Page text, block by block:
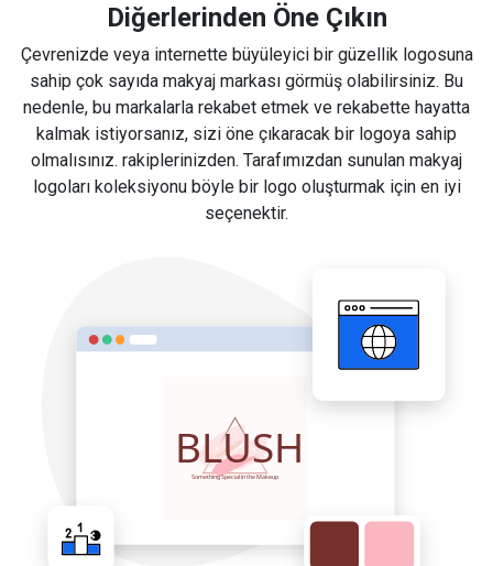
Diğerlerinden Öne Çıkın
Çevrenizde veya internette büyüleyici bir güzellik logosuna
sahip çok sayıda makyaj markası görmüş olabilirsiniz. Bu
nedenle, bu markalarla rekabet etmek ve rekabette hayatta
kalmak istiyorsanız, sizi öne çıkaracak bir logoya sahip
olmalısınız. rakiplerinizden. Tarafımızdan sunulan makyaj
logoları koleksiyonu böyle bir logo oluşturmak için en iyi
seçenektir.